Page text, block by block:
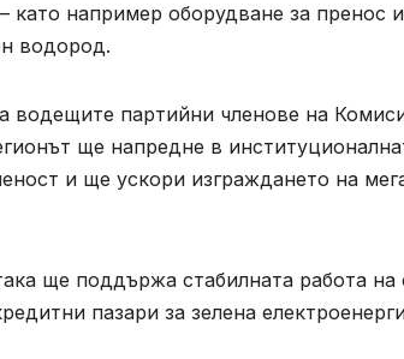
като например оборудване за пренос
водород.
водещите партийни членове на
ще напредне в
и ще ускори изграждането на
ще поддържа стабилната работа на
пазари за зелена